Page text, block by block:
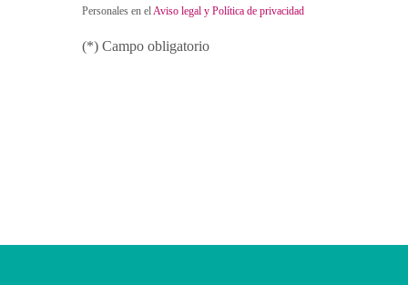
Personales en elAviso legal y Política de privacidad
(*) Campo obligatorio